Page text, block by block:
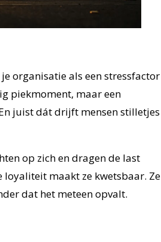
organisatie als een stressfactor
piekmoment, maar een
juist dát drijft mensen stilletjes
op zich en dragen de last
maakt ze kwetsbaar. Ze
dat het meteen opvalt.